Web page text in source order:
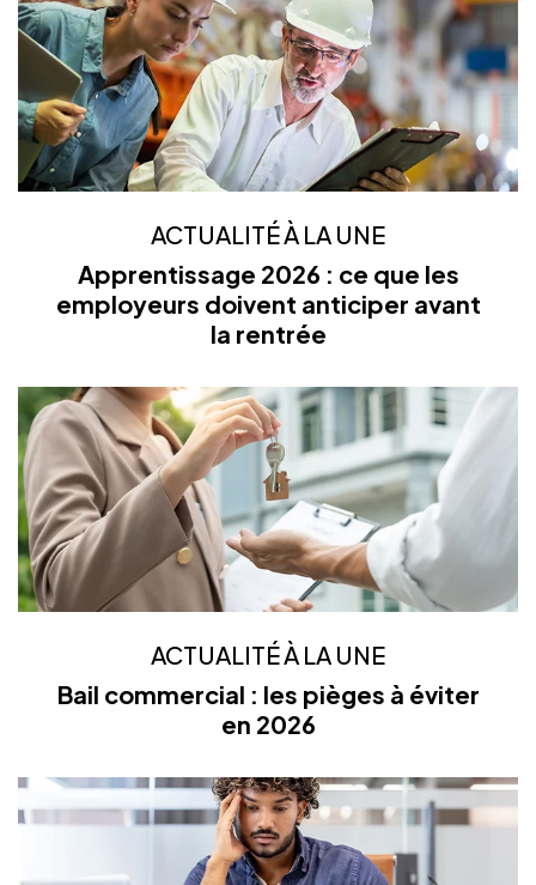
ACTUALITÉ À LA UNE
Apprentissage 2026 : ce que les
employeurs doivent anticiper avant
la rentrée
ACTUALITÉ À LA UNE
Bail commercial : les pièges à éviter
en 2026